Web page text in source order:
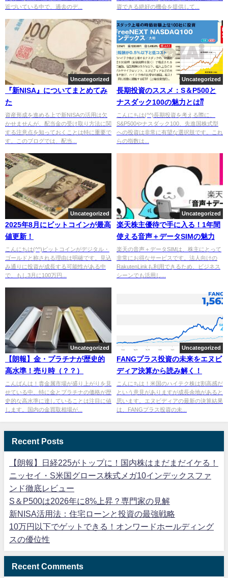
近づいている中で、過去のデ...
資できる絶好の機会を提供して...
Uncategorized
『新NISA』についてまとめてみ
た
資産形成を進める上で新NISAの活用は欠
かせませんが、配当金の受け取り方法に関
する注意点を知っておくことは特に重要で
す。このブログでは、配当...
Uncategorized
長期投資のススメ：S＆P500と
ナスダック100の魅力とは⁇
こんにちは(^^)長期投資を考える際に、
S&P500やナスダック100、先進国株式型
への投資は非常に有望な選択肢です。これ
らの指数は...
Uncategorized
2025年8月にビットコインが最高
値更新！
こんにちは(^^)ビットコインがデジタル・
ゴールドと称される理由は明確です。見込
み通りに投資が成長する可能性がある中
で、もし3月に100万円...
Uncategorized
楽天株主優待で手に入る！1年間
使える音声＋データSIMの魅力
楽天の音声＋データSIMは、株主にとって
非常にお得なサービスです。法人向けの
RakutenLinkも利用できるため、ビジネス
シーンでも活用し...
Uncategorized
【朗報】金・プラチナが歴史的
高水準！売り時（？？）
こんばんは！貴金属市場が盛り上がりを見
せている中、特に金とプラチナの価格が歴
史的な高水準に達していることは注目に値
します。国内の金買取相場が...
Uncategorized
FANGプラス投資の未来をエヌビ
ディア決算から読み解く！
こんにちは！米国のハイテク株は割高感だ
という意見がありますが成長余地があると
思います。エヌビディアの最新の決算結果
は、FANGプラス投資の未...
Recent Posts
【朗報】日経225がトップに！国内株はまだまだイケる！
ニッセイ・S米国グロース株式メガ10インデックスファ
ンド徹底レビュー
S＆P500は2026年に8%上昇？専門家の見解
新NISA活用法：住宅ローンと投資の最強戦略
10万円以下でゲットできる！オンワードホールディング
スの優位性
Recent Comments